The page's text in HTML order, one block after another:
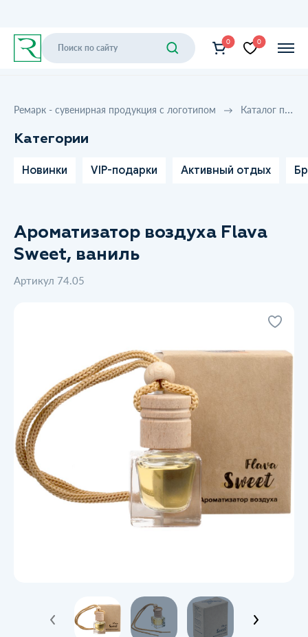
0 0
Ремарк - сувенирная продукция с логотипом Каталог продукции
Категории
Новинки VIP-подарки Активный отдых
Ароматизатор воздуха Flava
Sweet, ваниль
Артикул 74.05